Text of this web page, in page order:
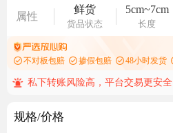
属性
鲜货
货品状态
5cm~7cm
长度
不对板包赔 掺假包赔 48小时发货
私下转账风险高，平台交易更安全
规格/价格